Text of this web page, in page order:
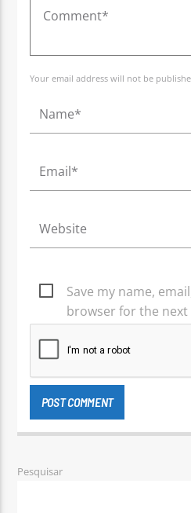
Your email address will not be
Save my name,
browser for the
Pesquisar